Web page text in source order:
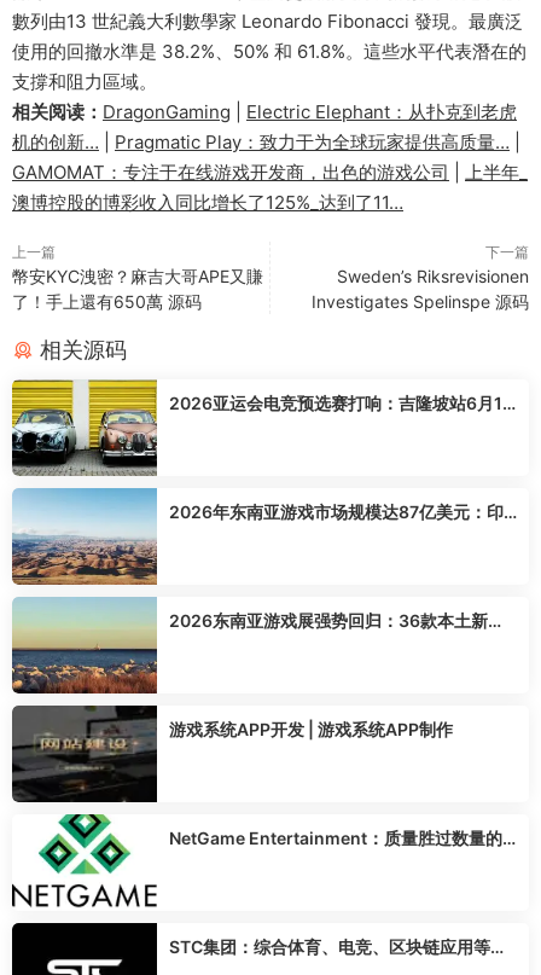
數列由13 世紀義大利數學家 Leonardo Fibonacci 發現。最廣泛
使用的回撤水準是 38.2%、50% 和 61.8%。這些水平代表潛在的
支撐和阻力區域。
相关阅读： DragonGaming
Electric Elephant：从扑克到老虎
机的创新…
Pragmatic Play：致力于为全球玩家提供高质量…
GAMOMAT：专注于在线游戏开发商，出色的游戏公司
上半年_
澳博控股的博彩收入同比增长了125%_达到了11…
上一篇
幣安KYC洩密？麻吉大哥APE又賺
了！手上還有650萬 源码
下一篇
Sweden’s Riksrevisionen
Investigates Spelinspe 源码
相关源码
2026亚运会电竞预选赛打响：吉隆坡站6月13
2026年东南亚游戏市场规模达87亿美元：印
2026东南亚游戏展强势回归：36款本土新作
游戏系统APP开发 | 游戏系统APP制作
NetGame Entertainment：质量胜过数量的
STC集团：综合体育、电竞、区块链应用等娱